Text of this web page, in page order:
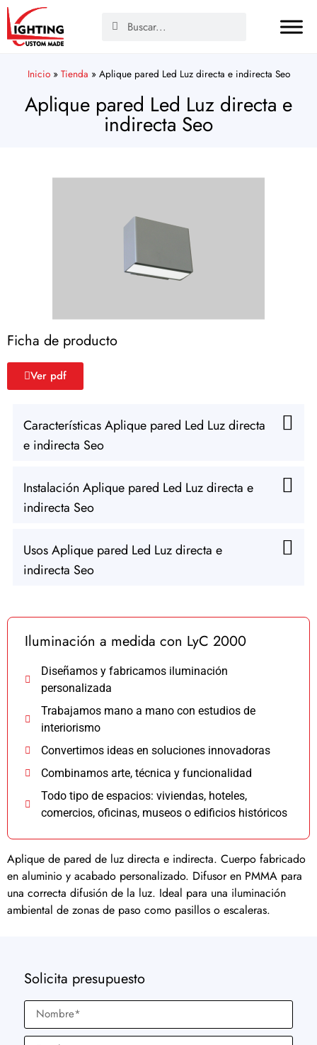
Inicio» Tienda » Aplique pared Led Luz directa e indirecta Seo
Aplique pared Led Luz directa e
indirecta Seo
Ficha de producto
Ver pdf
Características Aplique pared Led Luz directa
e indirecta Seo
Instalación Aplique pared Led Luz directa e
indirecta Seo
Usos Aplique pared Led Luz directa e
indirecta Seo
Iluminación a medida con LyC 2000
Diseñamos y fabricamos iluminación
personalizada
Trabajamos mano a mano con estudios de
interiorismo
Convertimos ideas en soluciones innovadoras
Combinamos arte, técnica y funcionalidad
Todo tipo de espacios: viviendas, hoteles,
comercios, oficinas, museos o edificios históricos
Aplique de pared de luz directa e indirecta.‎ Cuerpo fabricado
en aluminio y acabado personalizado.‎ Difusor en PMMA para
una correcta difusión de la luz.‎ Ideal para una iluminación
ambiental de zonas de paso como pasillos o escaleras.
Solicita presupuesto